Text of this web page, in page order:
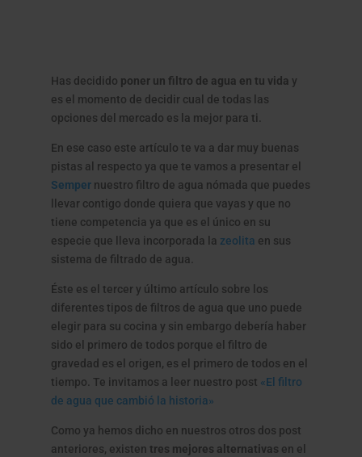
Has decidido poner un filtro de agua en tu vida y
es el momento de decidir cual de todas las
opciones del mercado es la mejor para ti.
En ese caso este artículo te va a dar muy buenas
pistas al respecto ya que te vamos a presentar el
Sempernuestro filtro de agua nómada que puedes
llevar contigo donde quiera que vayas y que no
tiene competencia ya que es el único en su
especie que lleva incorporada la zeolita en sus
sistema de filtrado de agua.
Éste es el tercer y último artículo sobre los
diferentes tipos de filtros de agua que uno puede
elegir para su cocina y sin embargo debería haber
sido el primero de todos porque el filtro de
gravedad es el origen, es el primero de todos en el
tiempo. Te invitamos a leer nuestro post «El filtro
de agua que cambió la historia»
Como ya hemos dicho en nuestros otros dos post
anteriores, existen tres mejores alternativas en el